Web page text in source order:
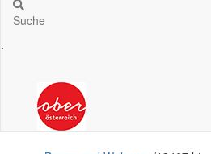
Suche
.